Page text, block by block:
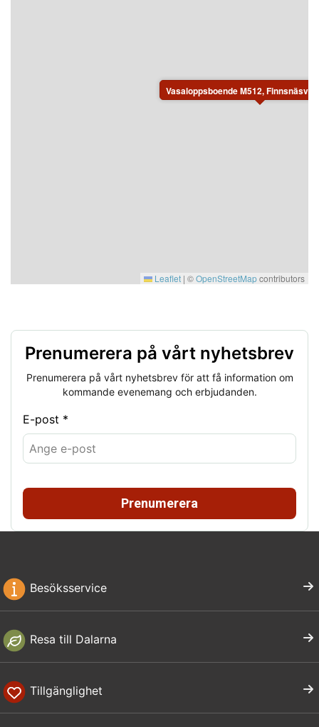
Vasaloppsboende M512,
Leaflet | ©OpenStreetMapcontributors
Prenumerera på vårt nyhetsbrev
Prenumerera på vårt nyhetsbrev för att få information om
kommande evenemang och erbjudanden.
E-post *
Prenumerera
Besöksservice
Resa till Dalarna
Tillgänglighet